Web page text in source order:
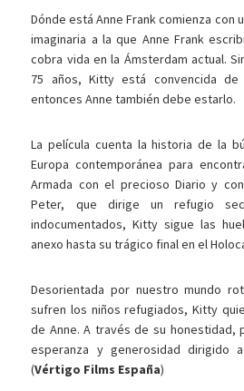
Dónde está Anne Frank comienza con
imaginaria a la que Anne Frank
cobra vida en la Ámsterdam actual.
75 años, Kitty está convencida
entonces Anne también debe estarlo.
La película cuenta la historia de la
Europa contemporánea para
Armada con el precioso Diario y
Peter, que dirige un refugio
indocumentados, Kitty sigue las
anexo hasta su trágico final en el
Desorientada por nuestro mundo
sufren los niños refugiados, Kitty
de Anne. A través de su honestidad,
esperanza y generosidad dirigido
(Vértigo Films España)